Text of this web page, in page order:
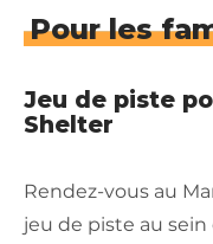
Pour les
Jeu de piste
Shelter
Rendez-vous au
jeu de piste au